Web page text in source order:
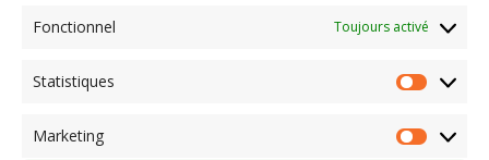
Fonctionnel Toujours activé
Statistiques
Marketing